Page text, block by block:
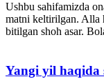
Ushbu sahifamizda
matni keltirilgan. Alla
bitilgan shoh asar.
Yangi yil haqida